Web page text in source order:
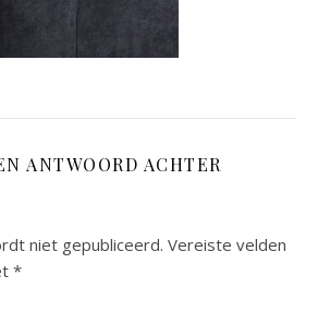
ANTWOORD ACHTER
niet gepubliceerd. Vereiste velden
*